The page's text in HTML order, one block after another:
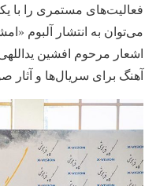
فعالیت‌های مستمری را با
می‌توان به انتشار آلبوم
آهنگ برای سریال‌ها و آثار